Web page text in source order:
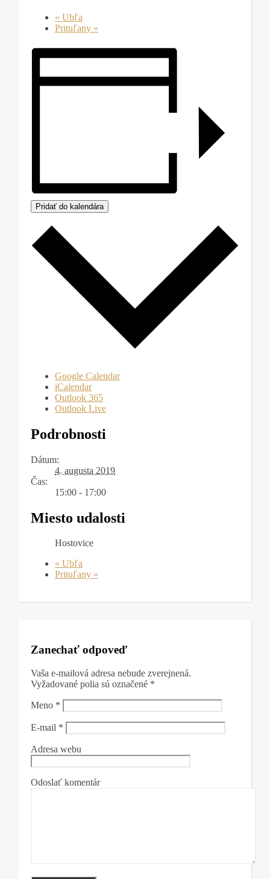
« Ubľa
Prituľany »
Pridať do kalendára
Google Calendar
iCalendar
Outlook 365
Outlook Live
Podrobnosti
Dátum:
4. augusta 2019
Čas:
15:00 - 17:00
Miesto udalosti
Hostovice
« Ubľa
Prituľany »
Zanechať odpoveď
Vaša e-mailová adresa nebude zverejnená.
Vyžadované polia sú označené *
Meno *
E-mail *
Adresa webu
Odoslať komentár